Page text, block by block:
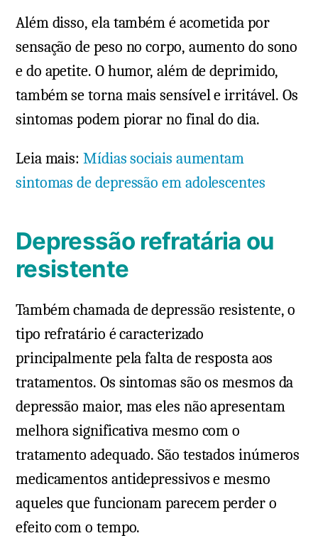
Além disso, ela também é acometida por
sensação de peso no corpo, aumento do sono
e do apetite. O humor, além de deprimido,
também se torna mais sensível e irritável. Os
sintomas podem piorar no final do dia.
Leia mais: Mídias sociais aumentam
sintomas de depressão em adolescentes
Depressão refratária ou
resistente
Também chamada de depressão resistente, o
tipo refratário é caracterizado
principalmente pela falta de resposta aos
tratamentos. Os sintomas são os mesmos da
depressão maior, mas eles não apresentam
melhora significativa mesmo com o
tratamento adequado. São testados inúmeros
medicamentos antidepressivos e mesmo
aqueles que funcionam parecem perder o
efeito com o tempo.